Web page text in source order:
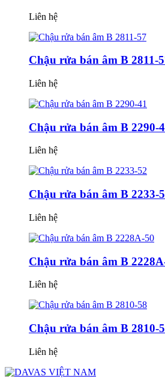
Liên hệ
Chậu rửa bán âm B 2811-
Liên hệ
Chậu rửa bán âm B 2290-
Liên hệ
Chậu rửa bán âm B 2233-
Liên hệ
Chậu rửa bán âm B
Liên hệ
Chậu rửa bán âm B 2810-
Liên hệ